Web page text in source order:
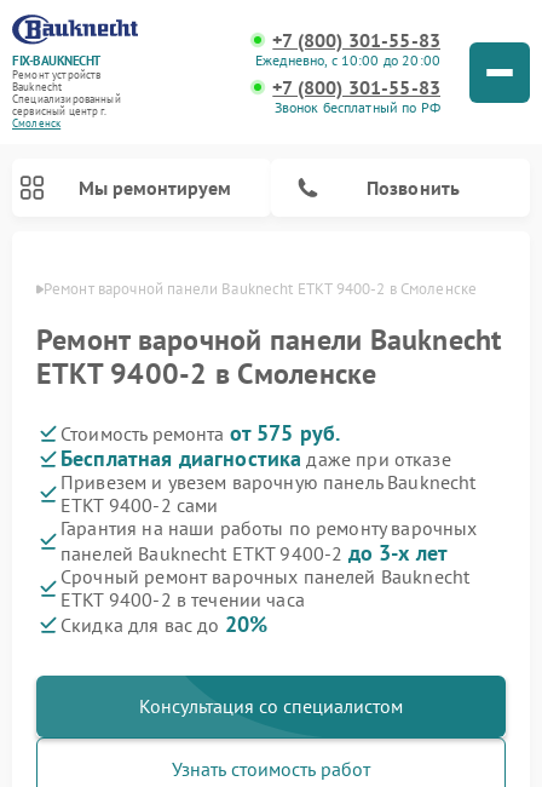
FIX-BAUKNECHT
Ремонт устройств
Bauknecht
Специализированный
cервисный центр г.
Смоленск
+7 (800) 301-55-83
Ежедневно, с 10:00 до 20:00
+7 (800) 301-55-83
Звонок бесплатный по РФ
Мы ремонтируем Позвонить
Ремонт варочной панели Bauknecht ETKT 9400-2 в Смоленске
Ремонт варочной панели Bauknecht
ETKT 9400-2 в Смоленске
Стоимость ремонта от 575 руб.
Бесплатная диагностика даже при отказе
Привезем и увезем варочную панель Bauknecht
ETKT 9400-2 сами
Гарантия на наши работы по ремонту варочных
панелей Bauknecht ETKT 9400-2 до 3-х лет
Срочный ремонт варочных панелей Bauknecht
ETKT 9400-2 в течении часа
Скидка для вас до 20%
Консультация со специалистом
Узнать стоимость работ